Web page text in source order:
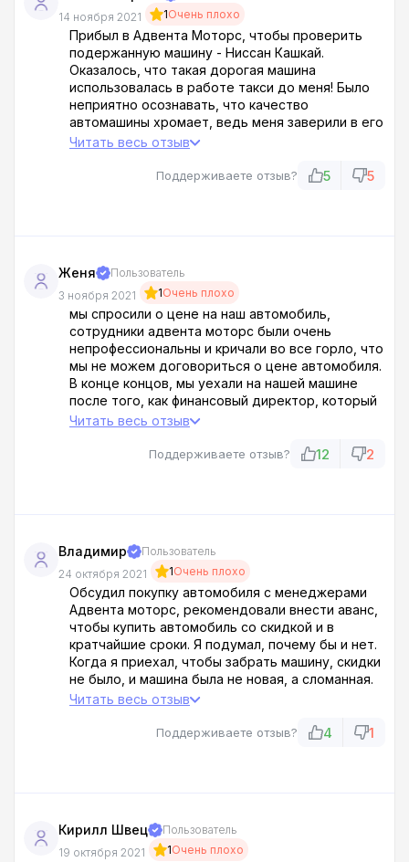
14 ноября 2021
1Очень плохо
Прибыл в Адвента Моторс, чтобы проверить
подержанную машину - Ниссан Кашкай.
Оказалось, что такая дорогая машина
использовалась в работе такси до меня! Было
неприятно осознавать, что качество
автомашины хромает, ведь меня заверили в его
безупречном состоянии! Прежде всего обидно,
не испытываешь радости от увиденной
Читать весь отзыв
Поддерживаете отзыв? 5 5
Женя
Пользователь
3 ноября 2021
1Очень плохо
мы спросили о цене на наш автомобиль,
сотрудники адвента моторс были очень
непрофессиональны и кричали во все горло, что
мы не можем договориться о цене автомобиля.
В конце концов, мы уехали на нашей машине
после того, как финансовый директор, который
был единственным приятным человеком, с
срочно оформлял документы и извинялся.
Читать весь отзыв
Поддерживаете отзыв? 12 2
Владимир
Пользователь
24 октября 2021
1Очень плохо
Обсудил покупку автомобиля с менеджерами
Адвента моторс, рекомендовали внести аванс,
чтобы купить автомобиль со скидкой и в
кратчайшие сроки. Я подумал, почему бы и нет.
Когда я приехал, чтобы забрать машину, скидки
не было, и машина была не новая, а сломанная.
С персоналом салона было бесполезно
Я улажу дела с адвокатами, надеюсь вернуть
Читать весь отзыв
Поддерживаете отзыв? 4 1
Кирилл Швец
Пользователь
19 октября 2021
1Очень плохо